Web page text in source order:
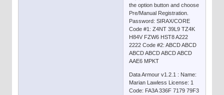
the option button and choose
Pre/Manual Registration.
Password: SIRAX/CORE
Code #1: Z4NT 39L9 TZ4K
H84V FZW6 HST8 A222
2222 Code #2: ABCD ABCD
ABCD ABCD ABCD ABCD
AAE6 MPKT
Data Armour v1.2.1 : Name:
Marian Lawless License: 1
Code: FA3A 336F 7179 79F3